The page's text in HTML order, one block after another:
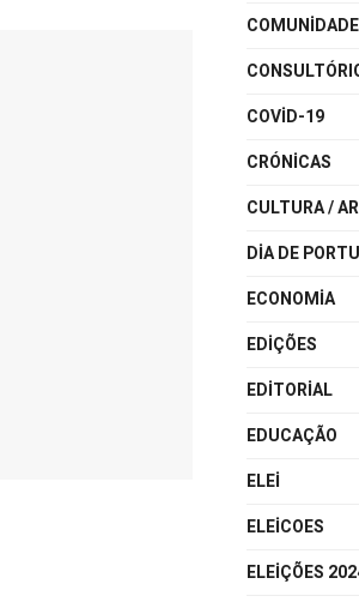
COMUNIDADE
COVID-19
CRÓNICAS
CULTURA /
DIA DE
ECONOMIA
EDIÇÕES
EDITORIAL
EDUCAÇÃO
ELEI
ELEICOES
ELEIÇÕES